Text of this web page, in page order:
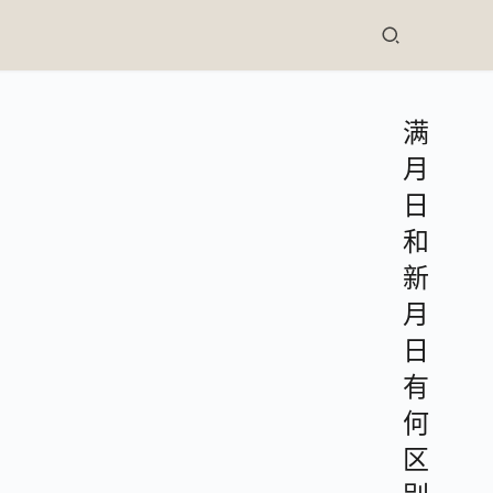
满
月
日
和
新
月
日
有
何
区